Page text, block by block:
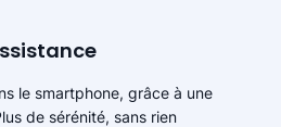
le smartphone, grâce à une
de sérénité, sans rien